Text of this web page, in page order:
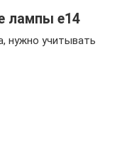
лампы e14
нужно учитывать